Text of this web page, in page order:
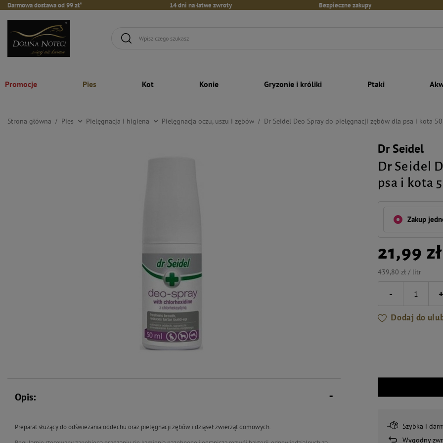
Darmowa dostawa od 99 zł* 14 dni na łatwe zwroty Bezpieczne zakupy
Promocje Pies Kot Konie Gryzonie i króliki Ptaki
Strona główna Pies Pielęgnacja i higiena Pielęgnacja oczu, uszu i zębów Dr Seidel Deo Spray do pielęgnacji zębów dla psa i kota
Dr Seidel
Dr Seidel
psa i kota
Zakup
21,99 zł
439,80 zł / litr
-
Dodaj do
Szybka i
Wygodny
Opis:
Preparat służący do odświeżania oddechu oraz pielęgnacji zębów i dziąseł zwierząt domowych.